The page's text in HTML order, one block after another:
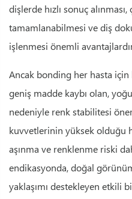
dişlerde hızlı sonuç
tamamlanabilmesi ve diş
işlenmesi önemli
Ancak bonding her hasta
geniş madde kaybı olan,
nedeniyle renk stabilitesi
kuvvetlerinin yüksek olduğu
aşınma ve renklenme riski
endikasyonda, doğal
yaklaşımı destekleyen etkili